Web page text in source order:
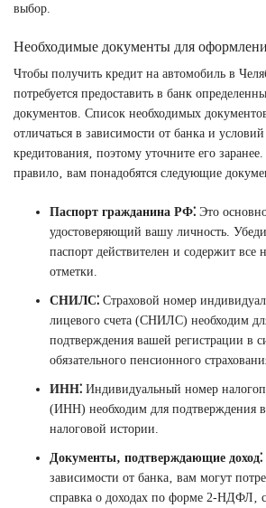
выбор.
Необходимые документы для
Чтобы получить кредит на автомобиль в
потребуется предоставить в банк
документов. Список необходимых
отличаться в зависимости от банка и условий
кредитования‚ поэтому уточните его
правило‚ вам понадобятся следующие
Паспорт гражданина РФ⁚ Это
удостоверяющий вашу личность.
паспорт действителен и содержит все
отметки.
СНИЛС⁚ Страховой номер
лицевого счета (СНИЛС) необходим
подтверждения вашей регистрации в
обязательного пенсионного
ИНН⁚ Индивидуальный номер
(ИНН) необходим для подтверждения
налоговой истории.
Документы‚ подтверждающие доход⁚
зависимости от банка‚ вам могут
справка о доходах по форме 2-НДФЛ‚